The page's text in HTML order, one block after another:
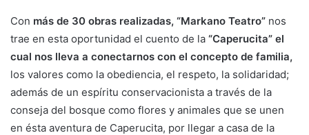
Con más de 30 obras realizadas, “Markano Teatro” nos
trae en esta oportunidad el cuento de la “Caperucita” el
cual nos lleva a conectarnos con el concepto de familia,
los valores como la obediencia, el respeto, la solidaridad;
además de un espíritu conservacionista a través de la
conseja del bosque como flores y animales que se unen
en ésta aventura de Caperucita, por llegar a casa de la